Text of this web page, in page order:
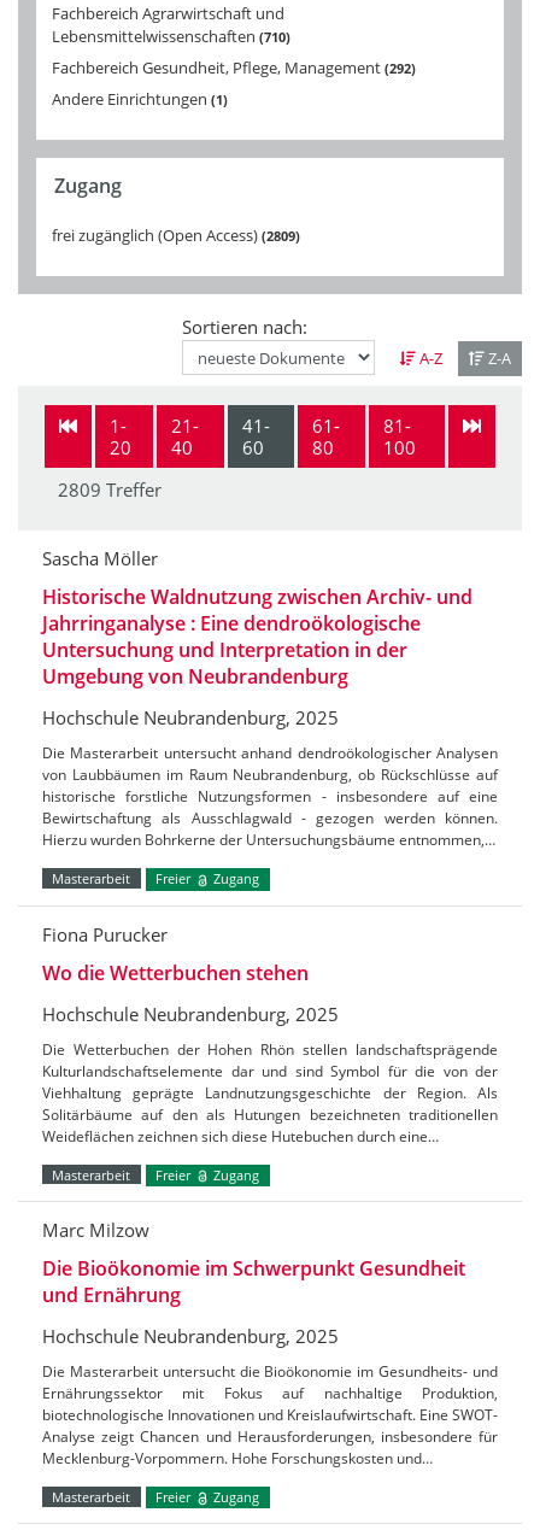
Fachbereich Agrarwirtschaft und
Lebensmittelwissenschaften 710
Fachbereich Gesundheit, Pflege, Management 292
Andere Einrichtungen 1
Zugang
frei zugänglich (Open Access) 2809
Sortieren nach:
A-Z Z-A
1-
20
21-
40
41-
60
61-
80
81-
100
2809 Treffer
Sascha Möller
Historische Waldnutzung zwischen Archiv- und
Jahrringanalyse : Eine dendroökologische
Untersuchung und Interpretation in der
Umgebung von Neubrandenburg
Hochschule Neubrandenburg, 2025
Die Masterarbeit untersucht anhand dendroökologischer Analysen
von Laubbäumen im Raum Neubrandenburg, ob Rückschlüsse auf
historische forstliche Nutzungsformen - insbesondere auf eine
Bewirtschaftung als Ausschlagwald - gezogen werden können.
Hierzu wurden Bohrkerne der Untersuchungsbäume entnommen,…
Masterarbeit Freier Zugang
Fiona Purucker
Wo die Wetterbuchen stehen
Hochschule Neubrandenburg, 2025
Die Wetterbuchen der Hohen Rhön stellen landschaftsprägende
Kulturlandschaftselemente dar und sind Symbol für die von der
Viehhaltung geprägte Landnutzungsgeschichte der Region. Als
Solitärbäume auf den als Hutungen bezeichneten traditionellen
Weideflächen zeichnen sich diese Hutebuchen durch eine…
Masterarbeit Freier Zugang
Marc Milzow
Die Bioökonomie im Schwerpunkt Gesundheit
und Ernährung
Hochschule Neubrandenburg, 2025
Die Masterarbeit untersucht die Bioökonomie im Gesundheits- und
Ernährungssektor mit Fokus auf nachhaltige Produktion,
biotechnologische Innovationen und Kreislaufwirtschaft. Eine SWOT-
Analyse zeigt Chancen und Herausforderungen, insbesondere für
Mecklenburg-Vorpommern. Hohe Forschungskosten und…
Masterarbeit Freier Zugang